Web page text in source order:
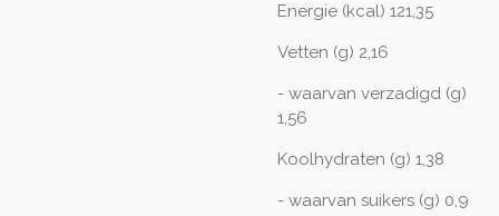
Energie (kcal) 121,35
Vetten (g) 2,16
- waarvan verzadigd (g)
1,56
Koolhydraten (g) 1,38
- waarvan suikers (g) 0,9